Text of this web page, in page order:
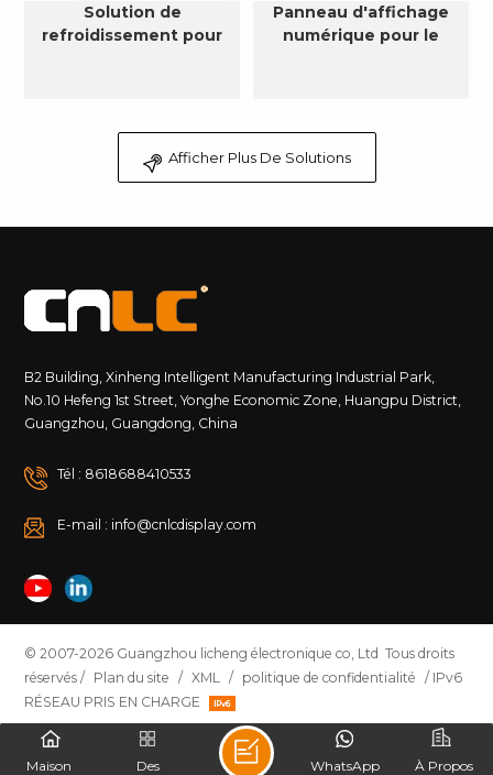
Solution de
refroidissement pour
Panneau d'affichage
numérique pour le
Afficher Plus De Solutions
B2 Building, Xinheng Intelligent Manufacturing Industrial Park,
No.10 Hefeng 1st Street, Yonghe Economic Zone, Huangpu District,
Guangzhou, Guangdong, China
Tél : 8618688410533
E-mail : info@cnlcdisplay.com
© 2007-2026 Guangzhou licheng électronique co, Ltd Tous droits
réservés / Plan du site / XML / politique de confidentialité / IPv6
RÉSEAU PRIS EN CHARGE
Maison
Des
À Propos
WhatsApp